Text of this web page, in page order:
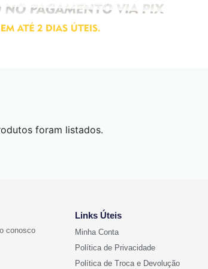
foram listados.
conosco
Links Úteis
Minha Conta
Política de Privacidade
Política de Troca e Devolução